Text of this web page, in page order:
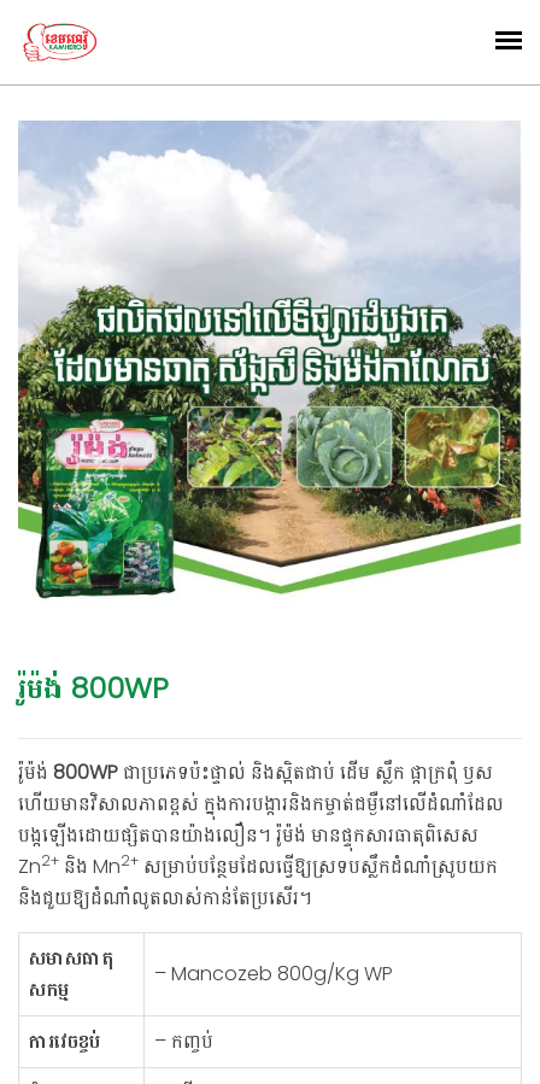
រ៉ូម៉ង់ 800WP
រ៉ូម៉ង់ 800WP ជាប្រភេទប៉ះផ្ទាល់ និងស្អិតជាប់ ដើម ស្លឹក ផ្កាក្រពុំ ឫស
ហើយមានវិសាលភាពខ្ពស់ ក្នុងការបង្ការនិងកម្ចាត់ជម្ងឺនៅលើដំណាំដែល
បង្កឡើងដោយផ្សិតបានយ៉ាងលឿន។ រ៉ូម៉ង់ មានផ្ទុកសារធាតុពិសេស
Zn2+ និង Mn2+ សម្រាប់បន្ថែមដែលធ្វើឱ្យស្រទបស្លឹកដំណាំស្រូបយក
និងជួយឱ្យដំណាំលូតលាស់កាន់តែប្រសើរ។
សមាសធាតុ
សកម្ម
– Mancozeb 800g/Kg WP
ការវេចខ្ចប់
– កញ្ចប់